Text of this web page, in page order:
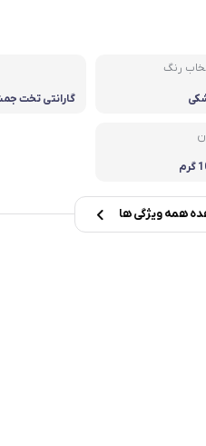
Dell
رنگ
گارانتی تخت
همه ویژگی ها